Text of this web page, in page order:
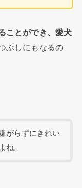
ことができ、愛犬
ぶしにもなるの
がらずにきれい
ね。